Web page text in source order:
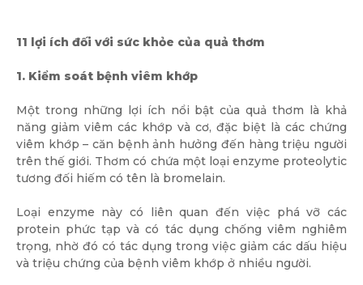
11 lợi ích đối với sức khỏe của quả thơm
1. Kiểm soát bệnh viêm khớp
Một trong những lợi ích nổi bật của quả thơm là khả
năng giảm viêm các khớp và cơ, đặc biệt là các chứng
viêm khớp – căn bệnh ảnh hưởng đến hàng triệu người
trên thế giới. Thơm có chứa một loại enzyme proteolytic
tương đối hiếm có tên là bromelain.
Loại enzyme này có liên quan đến việc phá vỡ các
protein phức tạp và có tác dụng chống viêm nghiêm
trọng, nhờ đó có tác dụng trong việc giảm các dấu hiệu
và triệu chứng của bệnh viêm khớp ở nhiều người.